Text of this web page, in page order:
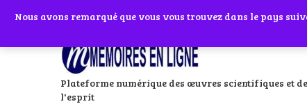
Abonnes toi à notre chaîne
Plateforme numérique des œuvres scientifiques et de
l'esprit
Si vous
Nous avons remarqué que vous vous trouvez dans le pays